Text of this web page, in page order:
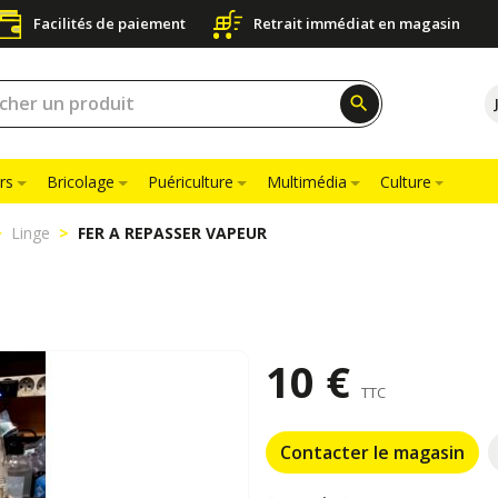
Facilités de paiement Retrait immédiat en magasin
search
Bricolage Puériculture Multimédia Culture
Linge FER A REPASSER VAPEUR
10 € TTC
Contacter le magasin